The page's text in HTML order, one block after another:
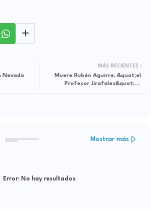
MÁS RECIENTES
Muere Rubén Aguirre, &quot;el
Profesor Jirafales&quot; el
Nevada
Mostrar más
Error:No hay resultados